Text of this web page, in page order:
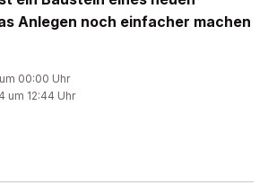
Anlegen noch einfacher machen
00:00 Uhr
um 12:44 Uhr